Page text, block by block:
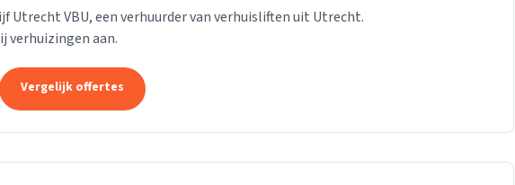
Utrecht VBU, een verhuurder van verhuisliften uit Utrecht.
verhuizingen aan.
Vergelijk offertes